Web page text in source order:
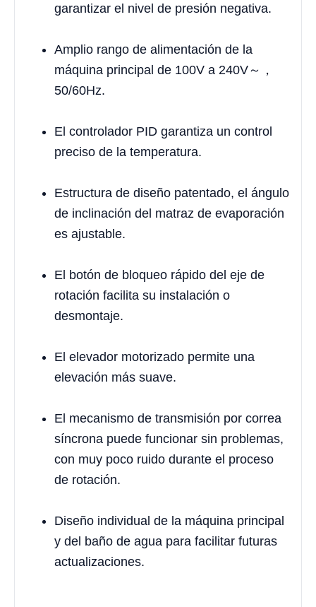
garantizar el nivel de presión negativa.
Amplio rango de alimentación de la
máquina principal de 100V a 240V～，
50/60Hz.
El controlador PID garantiza un control
preciso de la temperatura.
Estructura de diseño patentado, el ángulo
de inclinación del matraz de evaporación
es ajustable.
El botón de bloqueo rápido del eje de
rotación facilita su instalación o
desmontaje.
El elevador motorizado permite una
elevación más suave.
El mecanismo de transmisión por correa
síncrona puede funcionar sin problemas,
con muy poco ruido durante el proceso
de rotación.
Diseño individual de la máquina principal
y del baño de agua para facilitar futuras
actualizaciones.